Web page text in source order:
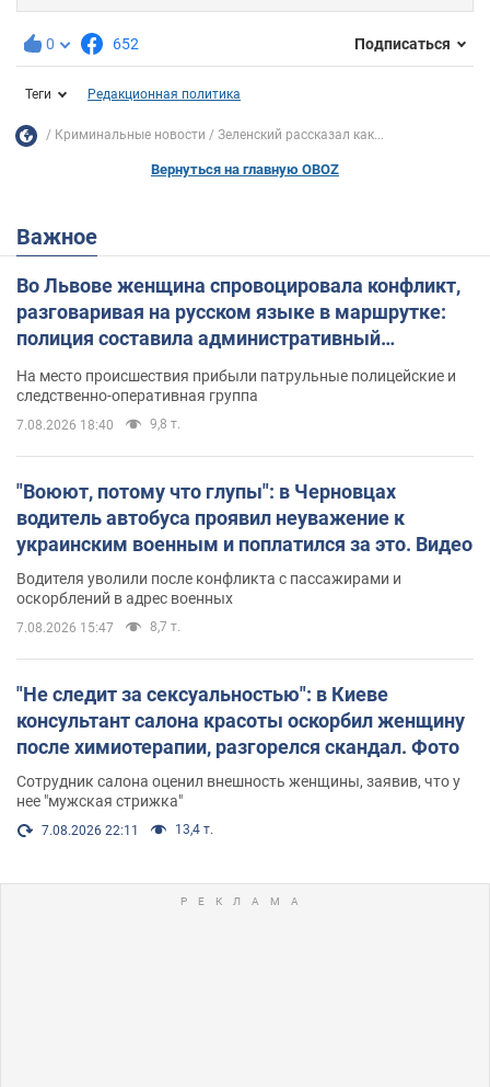
0 652 Подписаться
Теги Редакционная политика
Криминальные новости Зеленский рассказал как...
Вернуться на главную OBOZ
Важное
Во Львове женщина спровоцировала конфликт,
разговаривая на русском языке в маршрутке:
полиция составила административный
На место происшествия прибыли патрульные полицейские и
следственно-оперативная группа
7.08.2026 18:40 9,8 т.
"Воюют, потому что глупы": в Черновцах
водитель автобуса проявил неуважение к
украинским военным и поплатился за это. Видео
Водителя уволили после конфликта с пассажирами и
оскорблений в адрес военных
7.08.2026 15:47 8,7 т.
"Не следит за сексуальностью": в Киеве
консультант салона красоты оскорбил женщину
после химиотерапии, разгорелся скандал. Фото
Сотрудник салона оценил внешность женщины, заявив, что у
нее "мужская стрижка"
7.08.2026 22:11 13,4 т.